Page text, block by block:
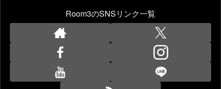
Room3のSNSリンク一覧